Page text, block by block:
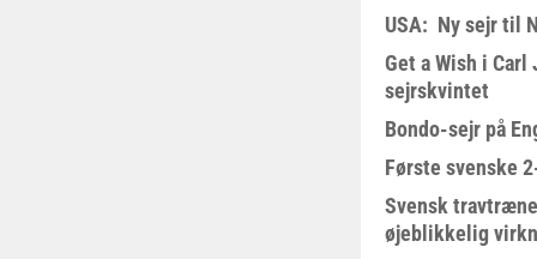
USA: Ny sejr til
Get a Wish i Carl
sejrskvintet
Bondo-sejr på
Første svenske
Svensk
øjeblikkelig